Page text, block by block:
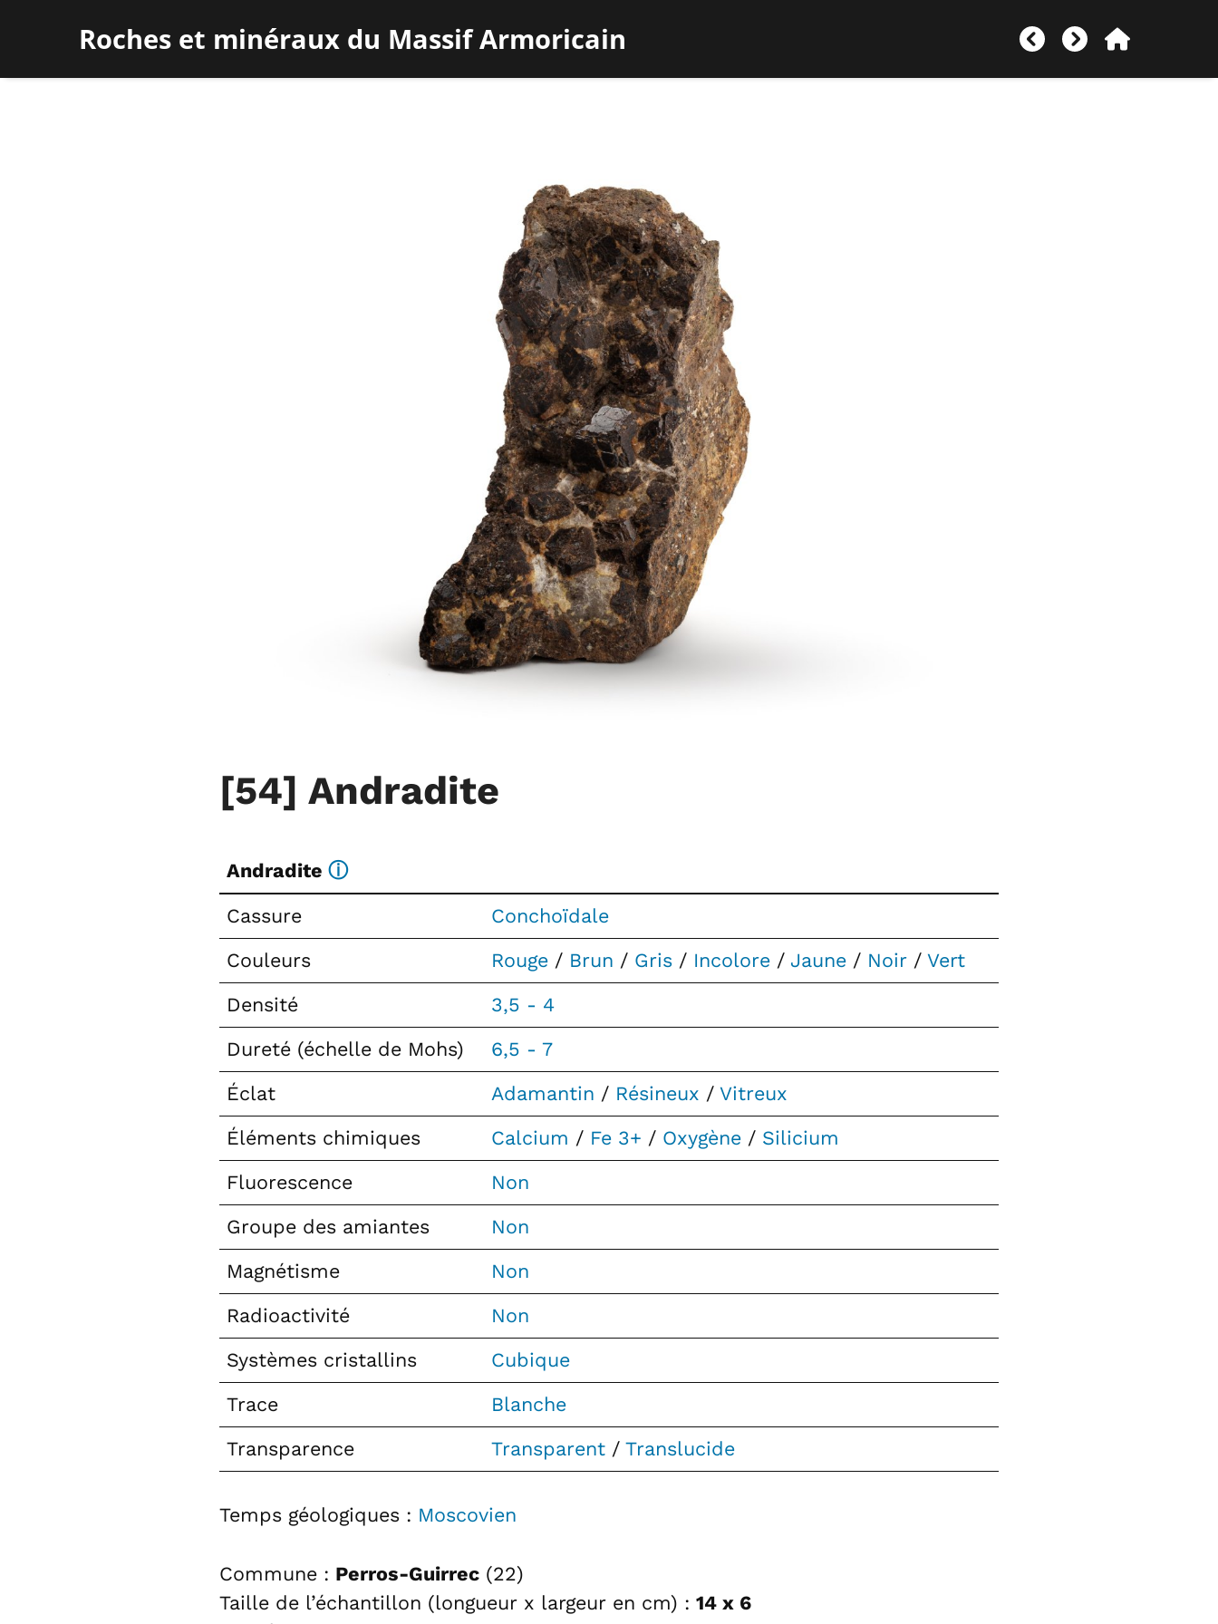
Roches et minéraux du Massif Armoricain
[54] Andradite
Andraditeⓘ
Cassure
Conchoïdale
Couleurs
Rouge / Brun / Gris / Incolore / Jaune / Noir /Vert
Densité
3,5 - 4
Dureté (échelle de Mohs)
6,5 - 7
Éclat
Adamantin / Résineux /Vitreux
Éléments chimiques
Calcium / Fe 3+ / Oxygène / Silicium
Fluorescence
Non
Groupe des amiantes
Non
Magnétisme
Non
Radioactivité
Non
Systèmes cristallins
Cubique
Trace
Blanche
Transparence
Transparent /Translucide
Temps géologiques : Moscovien
Commune : Perros-Guirrec (22)
Taille de l’échantillon (longueur x largeur en cm) : 14 x 6